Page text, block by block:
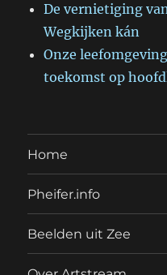
De vernietiging
Wegkijken kán
Onze
toekomst op
Home
Pheifer.info
Beelden uit Zee